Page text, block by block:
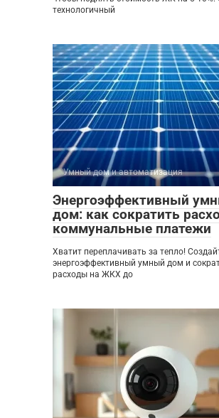
технологичный
Умный дом и автоматизация
Энергоэффективный
дом: как сократить
коммунальные платежи
Хватит переплачивать за тепло!
энергоэффективный умный дом и
расходы на ЖКХ до